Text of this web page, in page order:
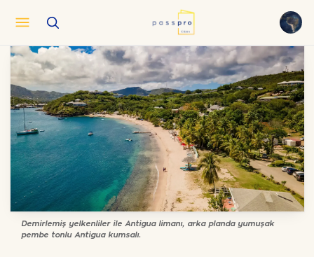
EN English
AR العربية
FR Français
RU Русский
ZH 中文
TR Türkçe
Demirlemiş yelkenliler ile Antigua limanı, arka planda yumuşak
pembe tonlu Antigua kumsalı.